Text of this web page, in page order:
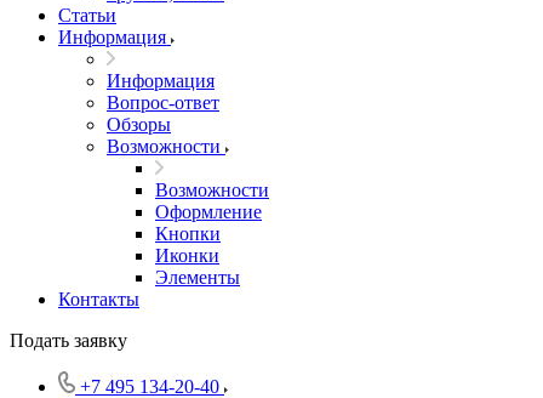
Статьи
Информация
Информация
Вопрос-ответ
Обзоры
Возможности
Возможности
Оформление
Кнопки
Иконки
Элементы
Контакты
Подать заявку
+7 495 134-20-40